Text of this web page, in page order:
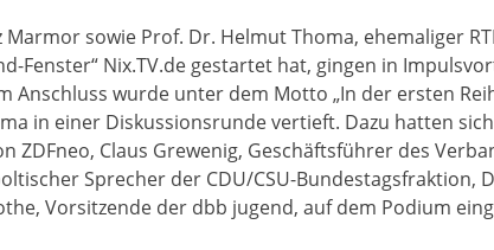
sowie Prof. Dr. Helmut Thoma, ehemaliger
Fenster“ Nix.TV.de gestartet hat, gingen in
Anschluss wurde unter dem Motto „In der ersten
in einer Diskussionsrunde vertieft. Dazu hatten
ZDFneo, Claus Grewenig, Geschäftsführer des
Sprecher der CDU/CSU-Bundestagsfraktion,
Vorsitzende der dbb jugend, auf dem Podium